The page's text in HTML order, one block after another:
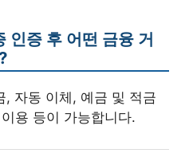
인증 후 어떤 금융 거
자동 이체, 예금 및 적금
용 등이 가능합니다.